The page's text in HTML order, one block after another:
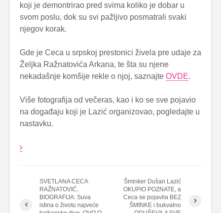
koji je demontrirao pred svima koliko je dobar u
svom poslu, dok su svi pažljivo posmatrali svaki
njegov korak.
Gde je Ceca u srpskoj prestonici živela pre udaje za
Željka Ražnatovića Arkana, te šta su njene
nekadašnje komšije rekle o njoj, saznajte OVDE.
Više fotografija od večeras, kao i ko se sve pojavio
na događaju koji je Lazić organizovao, pogledajte u
nastavku.
SVETLANA CECA
RAŽNATOVIĆ,
BIOGRAFIJA: Suva
istina o životu najveće
Šminker Dušan Lazić
OKUPIO POZNATE, a
Ceca se pojavila BEZ
ŠMINKE i bukvalno